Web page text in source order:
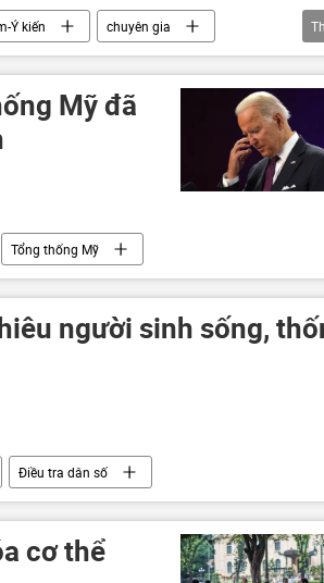
Ý kiến
chuyên gia
Thế giới thông tin
Mỹ đã
Tổng thống Mỹ
người sinh sống,
Điều tra dân số
cơ thể